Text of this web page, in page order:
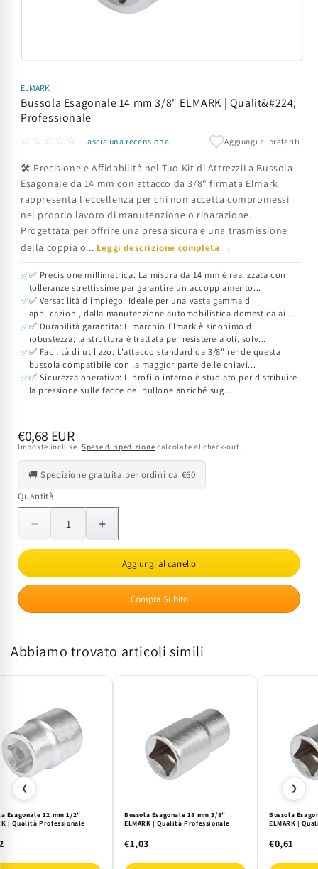
multimediali
1
in
finestra
ELMARK
Bussola Esagonale 14 mm 3/8" ELMARK | Qualit&#224;
Professionale
☆☆☆☆☆
Lascia una recensione Aggiungi ai preferiti
🛠️ Precisione e Affidabilità nel Tuo Kit di AttrezziLa Bussola
Esagonale da 14 mm con attacco da 3/8" firmata Elmark
rappresenta l'eccellenza per chi non accetta compromessi
nel proprio lavoro di manutenzione o riparazione.
Progettata per offrire una presa sicura e una trasmissione
della coppia o... Leggi descrizione completa →
✅✅ Precisione millimetrica: La misura da 14 mm è realizzata con
tolleranze strettissime per garantire un accoppiamento...
✅✅ Versatilità d'impiego: Ideale per una vasta gamma di
applicazioni, dalla manutenzione automobilistica domestica ai ...
✅✅ Durabilità garantita: Il marchio Elmark è sinonimo di
robustezza; la struttura è trattata per resistere a oli, solv...
✅✅ Facilità di utilizzo: L'attacco standard da 3/8" rende questa
bussola compatibile con la maggior parte delle chiavi...
✅✅ Sicurezza operativa: Il profilo interno è studiato per distribuire
la pressione sulle facce del bullone anziché sug...
Prezzo
di
listino
€0,68 EUR
Imposte incluse. Spese di spedizione calcolate al check-out.
🚚 Spedizione gratuita per ordini da €60
Quantità
Quantità
Diminuisci
quantità
Bussola
Esagonale
ELMARK
Qualit&#224;
Aumenta
quantità
Bussola
Esagonale
ELMARK
Qualit&#224;
Aggiungi al carrello
Compra Subito
Abbiamo trovato articoli simili
❮
Esagonale 12 mm 1/2"
| Qualità Professionale
Bussola Esagonale 18 mm 3/8"
ELMARK | Qualità Professionale
€1,03
Bussola
ELMARK |
€0,61
❯